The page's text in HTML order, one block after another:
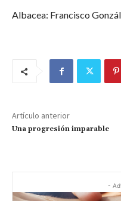
Albacea: Francisco
Artículo anterior
Una progresión imparable
-